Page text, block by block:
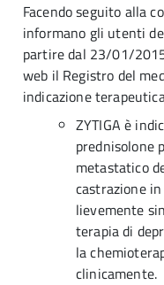
Facendo seguito alla
informano gli utenti
partire dal 23/01/
web il Registro del
indicazione
ZYTIGA è
prednisolone
metastatico
castrazione
lievemente
terapia di
la
clinicamente.